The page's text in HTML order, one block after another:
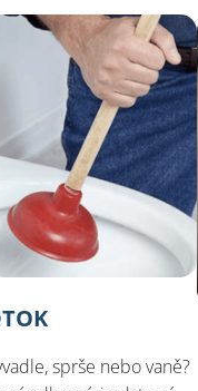
sprše nebo vaně?